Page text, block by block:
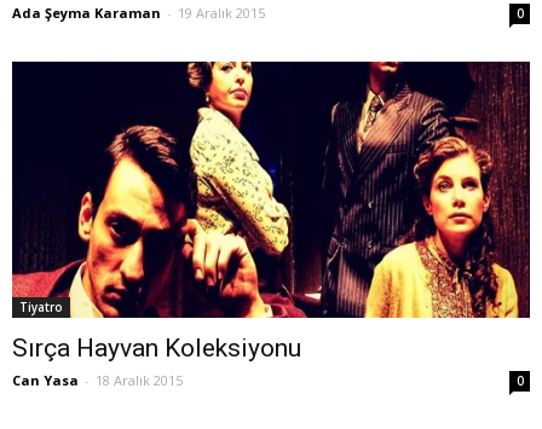
Ada Şeyma Karaman - 19 Aralık 2015 0
Tiyatro
Sırça Hayvan Koleksiyonu
Can Yasa - 18 Aralık 2015 0